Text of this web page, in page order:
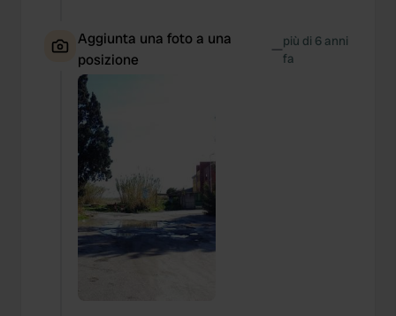
Aggiunta una foto a una
posizione
—più di 6 anni
fa